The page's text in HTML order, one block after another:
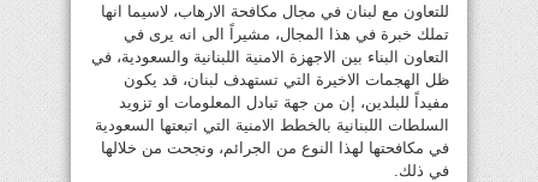
للتعاون مع لبنان في مجال مكافحة الارهاب، لاسيما انها
تملك خبرة في هذا المجال، مشيراً الى انه يرى في
التعاون البناء بين الاجهزة الامنية اللبنانية والسعودية، في
ظل الهجمات الاخيرة التي تستهدف لبنان، قد يكون
مفيداً للبلدين، إن من جهة تبادل المعلومات او تزويد
السلطات اللبنانية بالخطط الامنية التي اتبعتها السعودية
في مكافحتها لهذا النوع من الجرائم، ونجحت من خلالها
في ذلك.